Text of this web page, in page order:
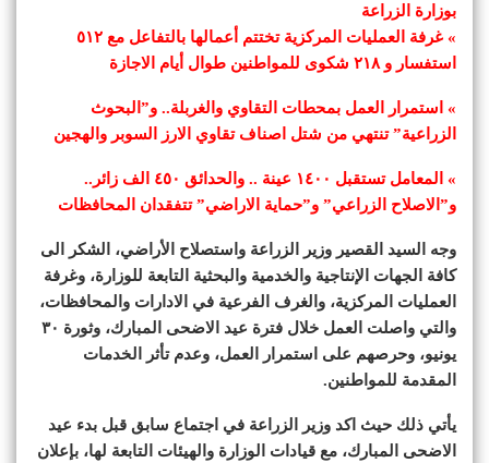
بوزارة الزراعة
» غرفة العمليات المركزية تختتم أعمالها بالتفاعل مع ٥١٢
استفسار و ٢١٨ شكوى للمواطنين طوال أيام الاجازة
» استمرار العمل بمحطات التقاوي والغربلة.. و”البحوث
الزراعية” تنتهي من شتل اصناف تقاوي الارز السوبر والهجين
» المعامل تستقبل ١٤٠٠ عينة .. والحدائق ٤٥٠ الف زائر..
و”الاصلاح الزراعي” و”حماية الاراضي” تتفقدان المحافظات
وجه السيد القصير وزير الزراعة واستصلاح الأراضي، الشكر الى
كافة الجهات الإنتاجية والخدمية والبحثية التابعة للوزارة، وغرفة
العمليات المركزية، والغرف الفرعية في الادارات والمحافظات،
والتي واصلت العمل خلال فترة عيد الاضحى المبارك، وثورة ٣٠
يونيو، وحرصهم على استمرار العمل، وعدم تأثر الخدمات
المقدمة للمواطنين.
يأتي ذلك حيث اكد وزير الزراعة في اجتماع سابق قبل بدء عيد
الاضحى المبارك، مع قيادات الوزارة والهيئات التابعة لها، بإعلان